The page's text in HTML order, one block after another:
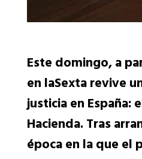
Este domingo, a
en laSexta revive
justicia en
Hacienda. Tras
época en la que el